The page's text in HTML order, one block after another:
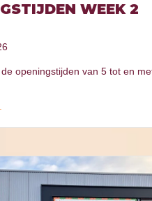
WEEK 2
openingstijden van 5 tot en